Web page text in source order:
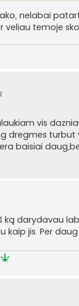
nelabai
temoje
vis
dregmes
baisiai
ką darydavau
kaip jis. Per